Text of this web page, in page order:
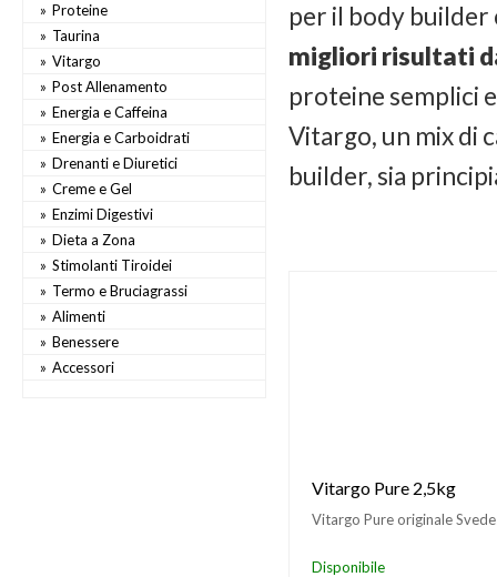
Proteine
Taurina
Vitargo
Post Allenamento
Energia e Caffeina
Energia e Carboidrati
Drenanti e Diuretici
Creme e Gel
Enzimi Digestivi
Dieta a Zona
Stimolanti Tiroidei
Termo e Bruciagrassi
Alimenti
Benessere
Accessori
per il body builder
migliori risultati
proteine semplici
Vitargo, un mix di
builder, sia
Vitargo Pure 2,5kg
Vitargo Pure originale
Disponibile